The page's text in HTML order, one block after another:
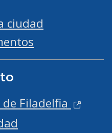
ciudad
Filadelfia